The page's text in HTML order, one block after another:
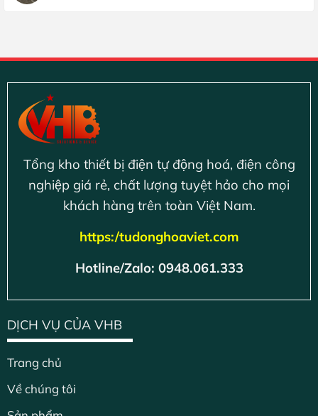
Tổng kho thiết bị điện tự động hoá, điện công
nghiệp giá rẻ, chất lượng tuyệt hảo cho mọi
khách hàng trên toàn Việt Nam.
https:/tudonghoaviet.com
Hotline/Zalo: 0948.061.333
DỊCH VỤ CỦA VHB
Trang chủ
Về chúng tôi